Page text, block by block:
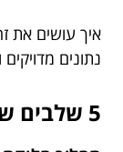
איך עושים את
נתונים
5 שלבים שעושים את ההבדל